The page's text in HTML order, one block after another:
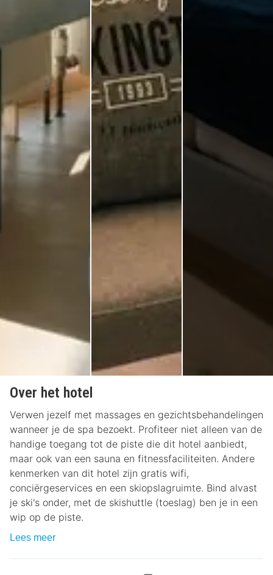
Over het hotel
Verwen jezelf met massages en gezichtsbehandelingen
wanneer je de spa bezoekt. Profiteer niet alleen van de
handige toegang tot de piste die dit hotel aanbiedt,
maar ook van een sauna en fitnessfaciliteiten. Andere
kenmerken van dit hotel zijn gratis wifi,
conciërgeservices en een skiopslagruimte. Bind alvast
je ski's onder, met de skishuttle (toeslag) ben je in een
wip op de piste.
Lees meer